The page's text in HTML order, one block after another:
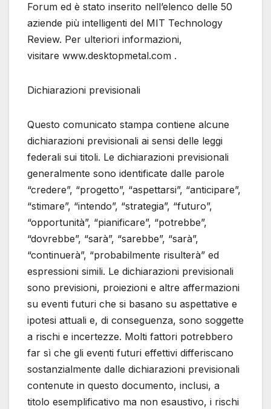
Forum ed è stato inserito nell’elenco delle 50
aziende più intelligenti del MIT Technology
Review. Per ulteriori informazioni,
visitare www.desktopmetal.com .
Dichiarazioni previsionali
Questo comunicato stampa contiene alcune
dichiarazioni previsionali ai sensi delle leggi
federali sui titoli. Le dichiarazioni previsionali
generalmente sono identificate dalle parole
“credere”, “progetto”, “aspettarsi”, “anticipare”,
“stimare”, “intendo”, “strategia”, “futuro”,
“opportunità”, “pianificare”, “potrebbe”,
“dovrebbe”, “sarà”, “sarebbe”, “sarà”,
“continuerà”, “probabilmente risulterà” ed
espressioni simili. Le dichiarazioni previsionali
sono previsioni, proiezioni e altre affermazioni
su eventi futuri che si basano su aspettative e
ipotesi attuali e, di conseguenza, sono soggette
a rischi e incertezze. Molti fattori potrebbero
far sì che gli eventi futuri effettivi differiscano
sostanzialmente dalle dichiarazioni previsionali
contenute in questo documento, inclusi, a
titolo esemplificativo ma non esaustivo, i rischi